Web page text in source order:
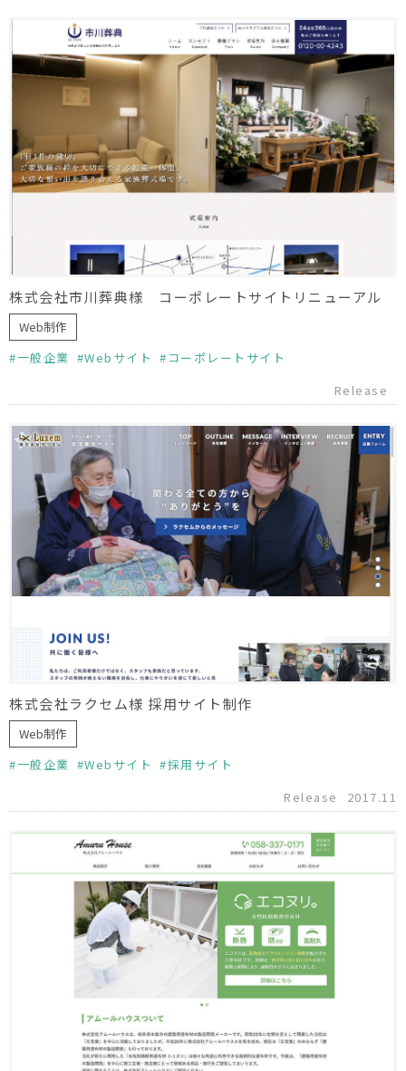
株式会社市川葬典様 コーポレートサイトリニューアル
Web制作
一般企業
Webサイト
コーポレートサイト
Release
株式会社ラクセム様 採用サイト制作
Web制作
一般企業
Webサイト
採用サイト
Release
2017.11